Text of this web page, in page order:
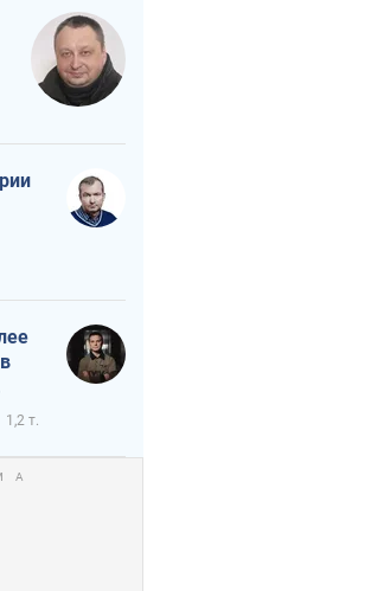
1,2 т.